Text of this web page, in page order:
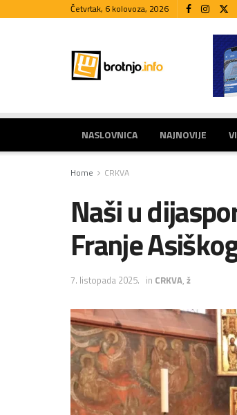
Četvrtak, 6 kolovoza, 2026
NASLOVNICA NAJNOVIJE
Home CRKVA
Naši u
Franje
7. listopada 2025. in CRKVA, ž